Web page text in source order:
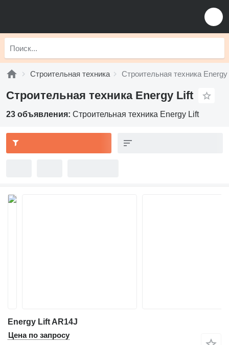
Строительная техника Строительная техника Energy
Строительная техника Energy Lift
23 объявления: Строительная техника Energy Lift
Energy Lift AR14J
Цена по запросу